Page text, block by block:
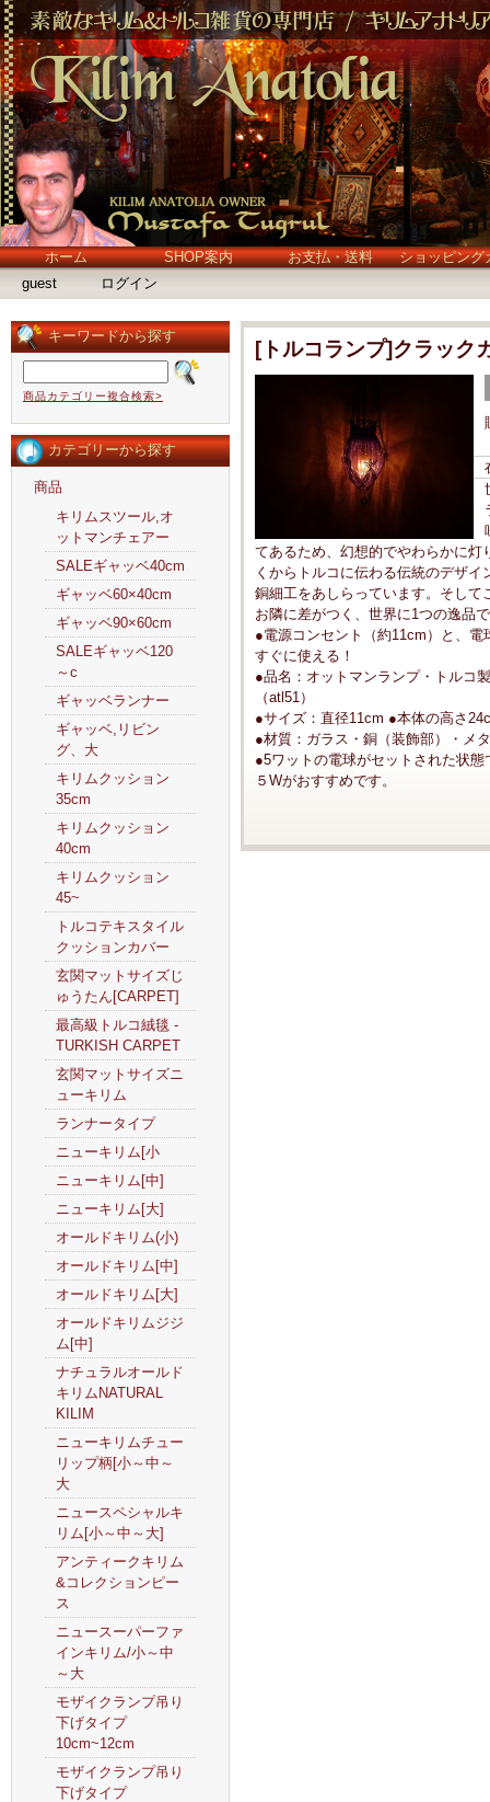
ホーム SHOP案内 お支払・送料
ショッピング
guest
ログイン
キーワードから探す
商品カテゴリー複合検索>
カテゴリーから探す
商品
キリムスツール,オ
ットマンチェアー
SALEギャッベ40cm
ギャッベ60×40cm
ギャッベ90×60cm
SALEギャッベ120
～c
ギャッベランナー
ギャッベ,リビン
グ、大
キリムクッション
35cm
キリムクッション
40cm
キリムクッション
45~
トルコテキスタイル
クッションカバー
玄関マットサイズじ
ゅうたん[CARPET]
最高級トルコ絨毯 -
TURKISH CARPET
玄関マットサイズニ
ューキリム
ランナータイプ
ニューキリム[小
ニューキリム[中]
ニューキリム[大]
オールドキリム(小)
オールドキリム[中]
オールドキリム[大]
オールドキリムジジ
ム[中]
ナチュラルオールド
キリムNATURAL
KILIM
ニューキリムチュー
リップ柄[小～中～
大
ニュースペシャルキ
リム[小～中～大]
アンティークキリム
&コレクションピー
ス
ニュースーパーファ
インキリム/小～中
～大
モザイクランプ吊り
下げタイプ
10cm~12cm
モザイクランプ吊り
下げタイプ
[トルコランプ]クラック
てあるため、幻想的でやわらかに
くからトルコに伝わる伝統のデザ
銅細工をあしらっています。そし
お隣に差がつく、世界に1つの逸品
●電源コンセント（約11cm）と、
すぐに使える！
●品名：オットマンランプ・トルコ
（atl51）
●サイズ：直径11cm ●本体の高さ
●材質：ガラス・銅（装飾部）・メ
●5ワットの電球がセットされた状
５Wがおすすめです。